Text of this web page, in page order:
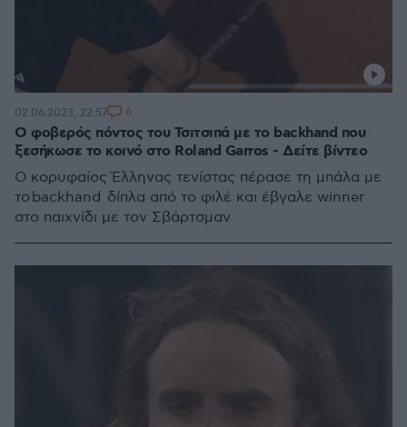
Ο φοβερός πόντος του Τσιτσιπά με το backhand που
ξεσήκωσε το κοινό στο Roland Garros - Δείτε βίντεο
Ο κορυφαίος Έλληνας τενίστας πέρασε τη μπάλα με
το backhand δίπλα από το φιλέ και έβγαλε winner
στο παιχνίδι με τον Σβάρτσμαν
02.06.2023, 22:57 6